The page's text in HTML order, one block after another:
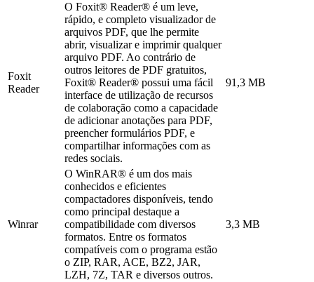
Foxit
Reader
O Foxit® Reader® é um leve,
rápido, e completo visualizador de
arquivos PDF, que lhe permite
abrir, visualizar e imprimir qualquer
arquivo PDF. Ao contrário de
outros leitores de PDF gratuitos,
Foxit® Reader® possui uma fácil
interface de utilização de recursos
de colaboração como a capacidade
de adicionar anotações para PDF,
preencher formulários PDF, e
compartilhar informações com as
redes sociais.
91,3 MB
Winrar
O WinRAR® é um dos mais
conhecidos e eficientes
compactadores disponíveis, tendo
como principal destaque a
compatibilidade com diversos
formatos. Entre os formatos
compatíveis com o programa estão
o ZIP, RAR, ACE, BZ2, JAR,
LZH, 7Z, TAR e diversos outros.
3,3 MB